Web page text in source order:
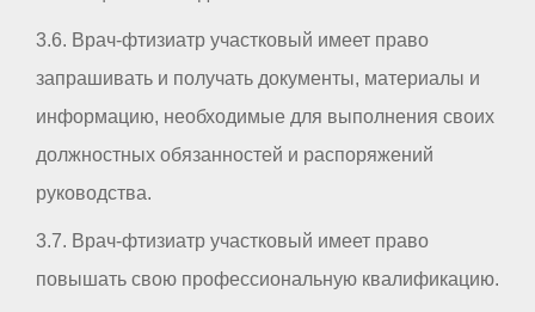
3.6. Врач-фтизиатр участковый имеет право
запрашивать и получать документы, материалы и
информацию, необходимые для выполнения своих
должностных обязанностей и распоряжений
руководства.
3.7. Врач-фтизиатр участковый имеет право
повышать свою профессиональную квалификацию.